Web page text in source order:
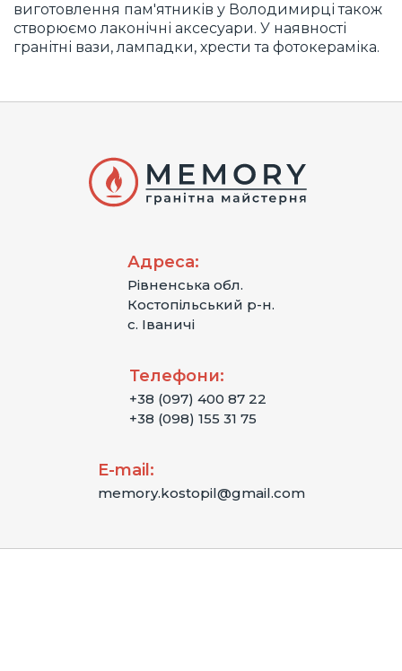
виготовлення пам'ятників у Володимирці також
створюємо лаконічні аксесуари. У наявності
гранітні вази, лампадки, хрести та фотокераміка.
Адреса:
Рівненська обл.
Костопільський р-н.
с. Іваничі
Телефони:
+38 (097) 400 87 22
+38 (098) 155 31 75
E-mail:
memory.kostopil@gmail.com